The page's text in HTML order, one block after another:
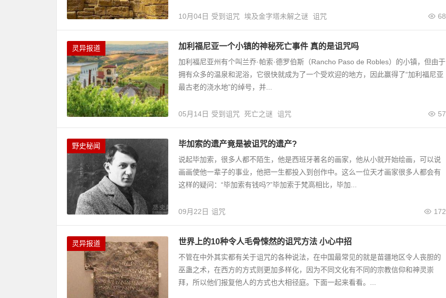
10月04日 68
受到诅咒 埃及金字塔未解之谜 诅咒
灵异报道 加利福尼亚一个小镇的神秘死亡事件 真的是诅咒吗
加利福尼亚州有个叫兰乔·帕索·德罗伯斯（Rancho Paso de Robles）的小镇，但由于
拥有众多的温泉和泥浴，它很快就成为了一个受欢迎的地方，因此赢得了“加利福尼亚
最古老的浇水地”的绰号，并...
05月14日 57
受到诅咒 死亡之谜 诅咒
野史秘闻 毕加索的遗产竟是被诅咒的遗产?
说起毕加索，很多人都不陌生，他是西班牙著名的画家，他从小就开始绘画，可以说
画画使他一辈子的事业，他把一生都投入到创作中。这么一位天才画家很多人都会有
这样的疑问：“毕加索有钱吗?”毕加索于梵高相比，毕加...
09月22日 172
诅咒
灵异报道 世界上的10种令人毛骨悚然的诅咒方法 小心中招
不管在中外其实都有关于诅咒的各种说法，在中国最常见的就是苗疆地区令人丧胆的
巫蛊之术，在西方的方式则更加多样化，因为不同文化有不同的宗教信仰和神灵崇
拜，所以他们报复他人的方式也大相径庭。下面一起来看看。...